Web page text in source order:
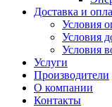
Доставка и
Условия
Условия
Условия
Услуги
Производители
О компании
Контакты